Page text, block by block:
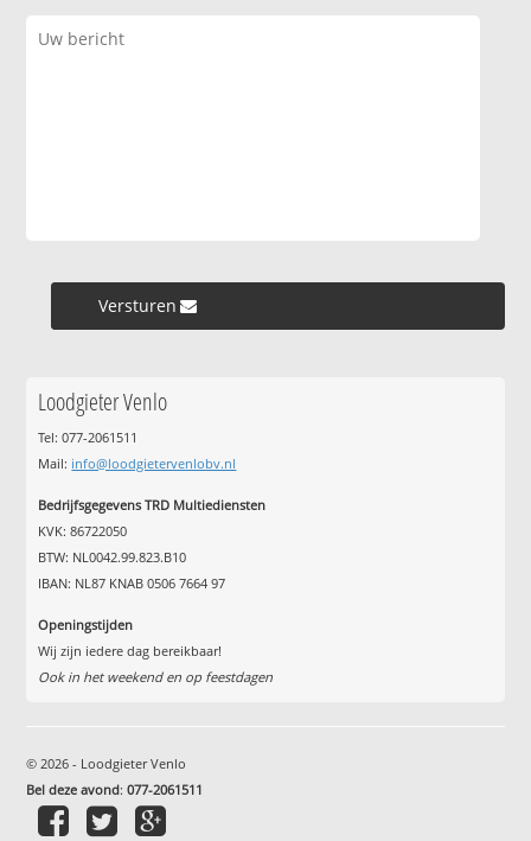
Versturen »
Loodgieter Venlo
Tel: 077-2061511
Mail: info@loodgietervenlobv.nl
Bedrijfsgegevens TRD Multiediensten
KVK: 86722050
BTW: NL0042.99.823.B10
IBAN: NL87 KNAB 0506 7664 97
Openingstijden
Wij zijn iedere dag bereikbaar!
Ook in het weekend en op feestdagen
© 2026 - Loodgieter Venlo
Bel deze avond:077-2061511